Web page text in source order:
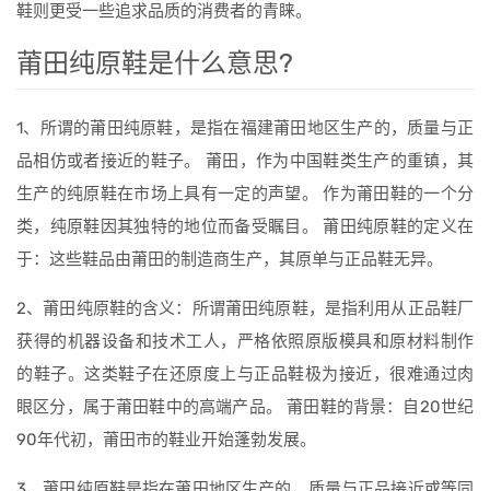
鞋则更受一些追求品质的消费者的青睐。
莆田纯原鞋是什么意思?
1、所谓的莆田纯原鞋，是指在福建莆田地区生产的，质量与正
品相仿或者接近的鞋子。 莆田，作为中国鞋类生产的重镇，其
生产的纯原鞋在市场上具有一定的声望。 作为莆田鞋的一个分
类，纯原鞋因其独特的地位而备受瞩目。 莆田纯原鞋的定义在
于：这些鞋品由莆田的制造商生产，其原单与正品鞋无异。
2、莆田纯原鞋的含义：所谓莆田纯原鞋，是指利用从正品鞋厂
获得的机器设备和技术工人，严格依照原版模具和原材料制作
的鞋子。这类鞋子在还原度上与正品鞋极为接近，很难通过肉
眼区分，属于莆田鞋中的高端产品。 莆田鞋的背景：自20世纪
90年代初，莆田市的鞋业开始蓬勃发展。